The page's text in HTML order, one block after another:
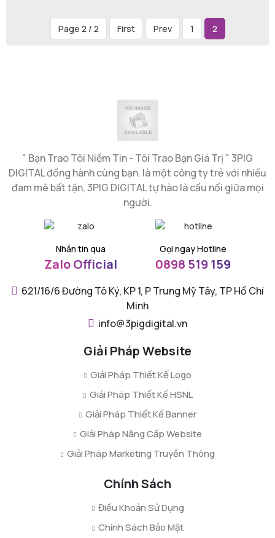
Page 2 / 2 First Prev 1 2
" Bạn Trao Tôi Niềm Tin - Tôi Trao Bạn Giá Trị " 3PIG
DIGITAL đồng hành cùng bạn. là một công ty trẻ với nhiều
đam mê bất tận, 3PIG DIGITAL tự hào là cầu nối giữa mọi
người.
Nhắn tin qua
Zalo Official
Gọi ngay Hotline
0898 519 159
621/16/6 Đường Tô Ký, KP 1, P Trung Mỹ Tây, TP Hồ Chí
Minh
info@3pigdigital.vn
Giải Pháp Website
Giải Pháp Thiết Kế Logo
Giải Pháp Thiết Kế HSNL
Giải Pháp Thiết Kế Banner
Giải Pháp Nâng Cấp Website
Giải Pháp Marketing Truyền Thông
Chính Sách
Điều Khoản Sử Dụng
Chính Sách Bảo Mật